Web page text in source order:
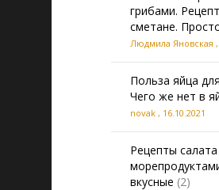
грибами.
сметане.
Людмила Яновская ,
Польза яйца
Чего же нет в
novak , 16.10.2021
Рецепты
вкусные (2)